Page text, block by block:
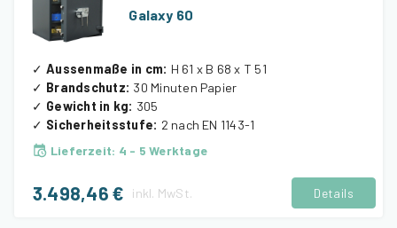
Galaxy 60
✓ Aussenmaße in cm: H 61 x B 68 x T 51
✓ Brandschutz: 30 Minuten Papier
✓ Gewicht in kg: 305
✓ Sicherheitsstufe: 2 nach EN 1143-1
Lieferzeit: 4 - 5 Werktage
3.498,46 € inkl. MwSt. Details